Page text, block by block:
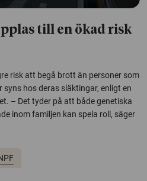
till en ökad risk
risk att begå brott än personer som
hos deras släktingar, enligt en
– Det tyder på att både genetiska
inom familjen kan spela roll, säger